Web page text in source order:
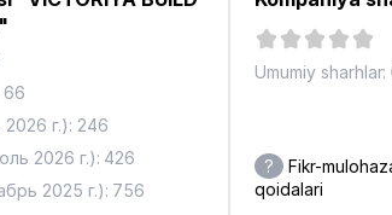
TADBIRKOR
66
г.): 246
2026 г.): 426
2025 г.): 756
Umumiy sharhlar:
?
Fikr-
qoidalari